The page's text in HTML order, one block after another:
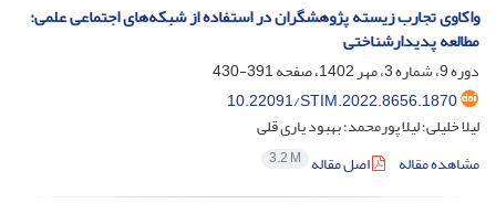
واکاوی تجارب زیسته پژوهشگران در استفاده از شبکه‌های اجتماعی علمی:
مطالعه پدیدار‌شناختی
دوره 9، شماره 3، مهر 1402، صفحه
391-430
10.22091/STIM.2022.8656.1870
لیلا خلیلی؛ لیلا پورمحمد؛ بهبود یاری قلی
مشاهده مقاله
اصل مقاله 3.2 M